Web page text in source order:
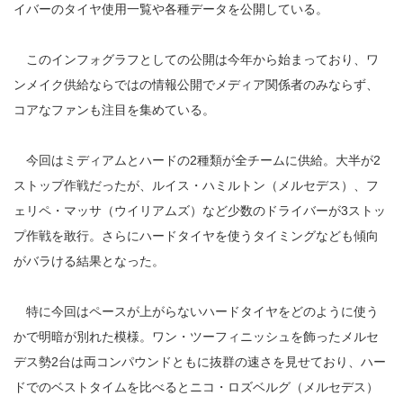
イバーのタイヤ使用一覧や各種データを公開している。
このインフォグラフとしての公開は今年から始まっており、ワ
ンメイク供給ならではの情報公開でメディア関係者のみならず、
コアなファンも注目を集めている。
今回はミディアムとハードの2種類が全チームに供給。大半が2
ストップ作戦だったが、ルイス・ハミルトン（メルセデス）、フ
ェリペ・マッサ（ウイリアムズ）など少数のドライバーが3ストッ
プ作戦を敢行。さらにハードタイヤを使うタイミングなども傾向
がバラける結果となった。
特に今回はペースが上がらないハードタイヤをどのように使う
かで明暗が別れた模様。ワン・ツーフィニッシュを飾ったメルセ
デス勢2台は両コンパウンドともに抜群の速さを見せており、ハー
ドでのベストタイムを比べるとニコ・ロズベルグ（メルセデス）